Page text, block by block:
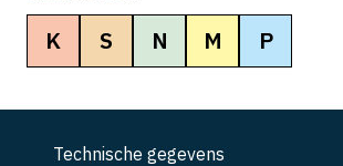
K S N M P
Technische gegevens